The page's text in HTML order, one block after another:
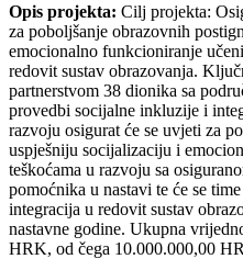
Opis projekta: Cilj projekta:
za poboljšanje obrazovnih
emocionalno funkcioniranje
redovit sustav obrazovanja.
partnerstvom 38 dionika sa
provedbi socijalne inkluzije i
razvoju osigurat će se uvjeti za
uspješniju socijalizaciju i
teškoćama u razvoju sa
pomoćnika u nastavi te će se
integracija u redovit sustav
nastavne godine. Ukupna
HRK, od čega 10.000.000,00